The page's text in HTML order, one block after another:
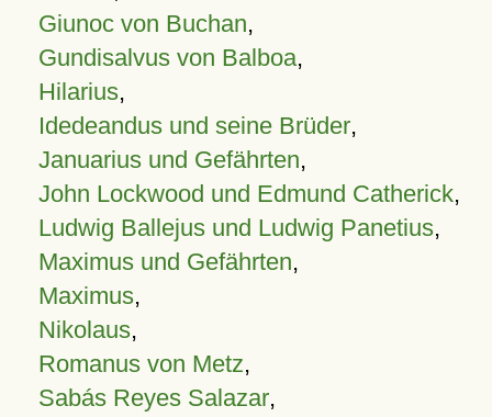
Giunoc von Buchan,
Gundisalvus von Balboa,
Hilarius,
Idedeandus und seine Brüder,
Januarius und Gefährten,
John Lockwood und Edmund Catherick,
Ludwig Ballejus und Ludwig Panetius,
Maximus und Gefährten,
Maximus,
Nikolaus,
Romanus von Metz,
Sabás Reyes Salazar,